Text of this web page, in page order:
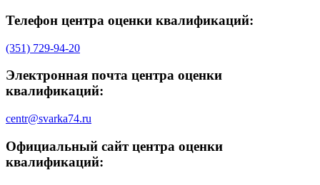
Телефон центра оценки квалификаций:
(351) 729-94-20
Электронная почта центра оценки
квалификаций:
centr@svarka74.ru
Официальный сайт центра оценки
квалификаций: